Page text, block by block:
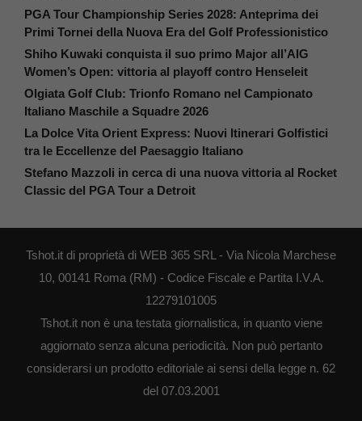
PGA Tour Championship Series 2028: Anteprima dei
Primi Tornei della Nuova Era del Golf Professionistico
Shiho Kuwaki conquista il suo primo Major all’AIG
Women’s Open: vittoria al playoff contro Henseleit
Olgiata Golf Club: Trionfo Romano nel Campionato
Italiano Maschile a Squadre 2026
La Dolce Vita Orient Express: Nuovi Itinerari Golfistici
tra le Eccellenze del Paesaggio Italiano
Stefano Mazzoli in cerca di una nuova vittoria al Rocket
Classic del PGA Tour a Detroit
Tshot.it di proprietà di WEB 365 SRL - Via Nicola Marchese
10, 00141 Roma (RM) - Codice Fiscale e Partita I.V.A.
12279101005
Tshot.it non è una testata giornalistica, in quanto viene
aggiornato senza alcuna periodicità. Non può pertanto
considerarsi un prodotto editoriale ai sensi della legge n. 62
del 07.03.2001